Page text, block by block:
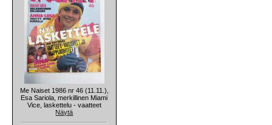
Me Naiset 1986 nr 46 (11.11.),
Esa Sariola, merkillinen Miami
Vice, laskettelu - vaatteet
Näytä